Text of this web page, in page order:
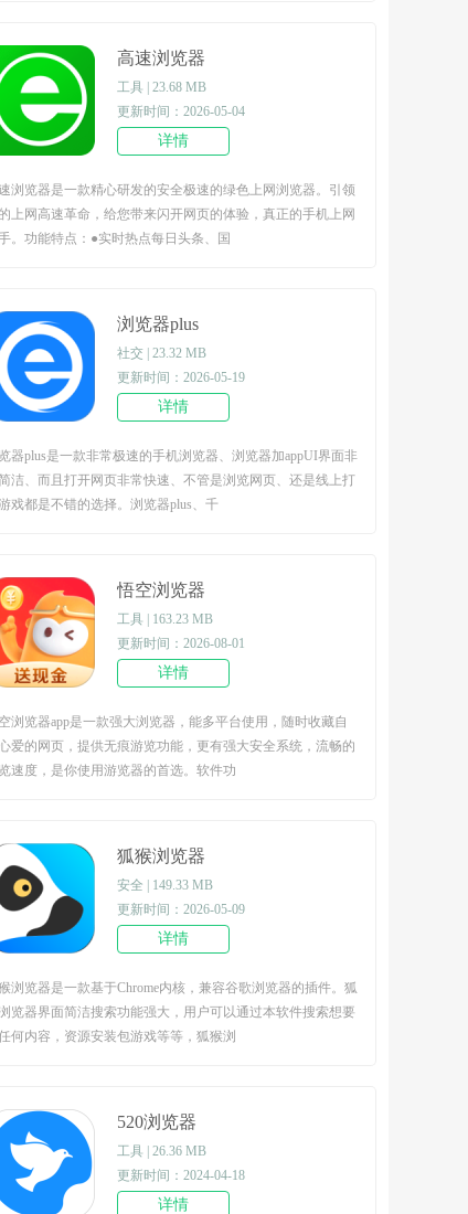
高速浏览器
工具 | 23.68 MB
更新时间：2026-05-04
详情
浏览器是一款精心研发的安全极速的绿色上网浏览器。引领
上网高速革命，给您带来闪开网页的体验，真正的手机上网
。功能特点：●实时热点每日头条、国
浏览器plus
社交 | 23.32 MB
更新时间：2026-05-19
详情
器plus是一款非常极速的手机浏览器、浏览器加appUI界面非
洁、而且打开网页非常快速、不管是浏览网页、还是线上打
戏都是不错的选择。浏览器plus、千
悟空浏览器
工具 | 163.23 MB
更新时间：2026-08-01
详情
浏览器app是一款强大浏览器，能多平台使用，随时收藏自
爱的网页，提供无痕游览功能，更有强大安全系统，流畅的
速度，是你使用游览器的首选。软件功
狐猴浏览器
安全 | 149.33 MB
更新时间：2026-05-09
详情
浏览器是一款基于Chrome内核，兼容谷歌浏览器的插件。狐
览器界面简洁搜索功能强大，用户可以通过本软件搜索想要
何内容，资源安装包游戏等等，狐猴浏
520浏览器
工具 | 26.36 MB
更新时间：2024-04-18
详情